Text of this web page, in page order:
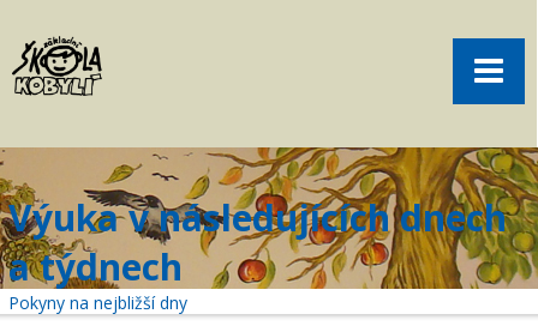
Aktuality
Volný čas
Kontakt
Akce
Menu
Výuka v následujících dnech
a týdnech
Pokyny na nejbližší dny